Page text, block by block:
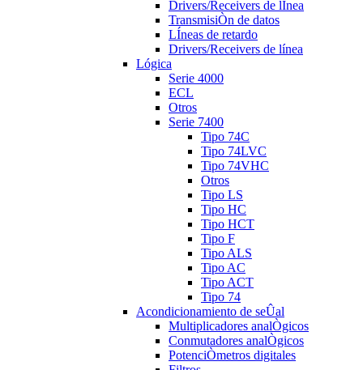
Drivers/Receivers de lÍnea
TransmisiÒn de datos
LÍneas de retardo
Drivers/Receivers de línea
Lógica
Serie 4000
ECL
Otros
Serie 7400
Tipo 74C
Tipo 74LVC
Tipo 74VHC
Otros
Tipo LS
Tipo HC
Tipo HCT
Tipo F
Tipo ALS
Tipo AC
Tipo ACT
Tipo 74
Acondicionamiento de seÛal
Multiplicadores analÒgicos
Conmutadores analÒgicos
PotenciÒmetros digitales